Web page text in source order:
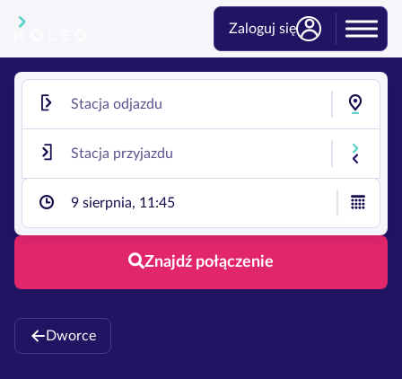
Zaloguj się
9 sierpnia, 11:45
Znajdź połączenie
Dworce